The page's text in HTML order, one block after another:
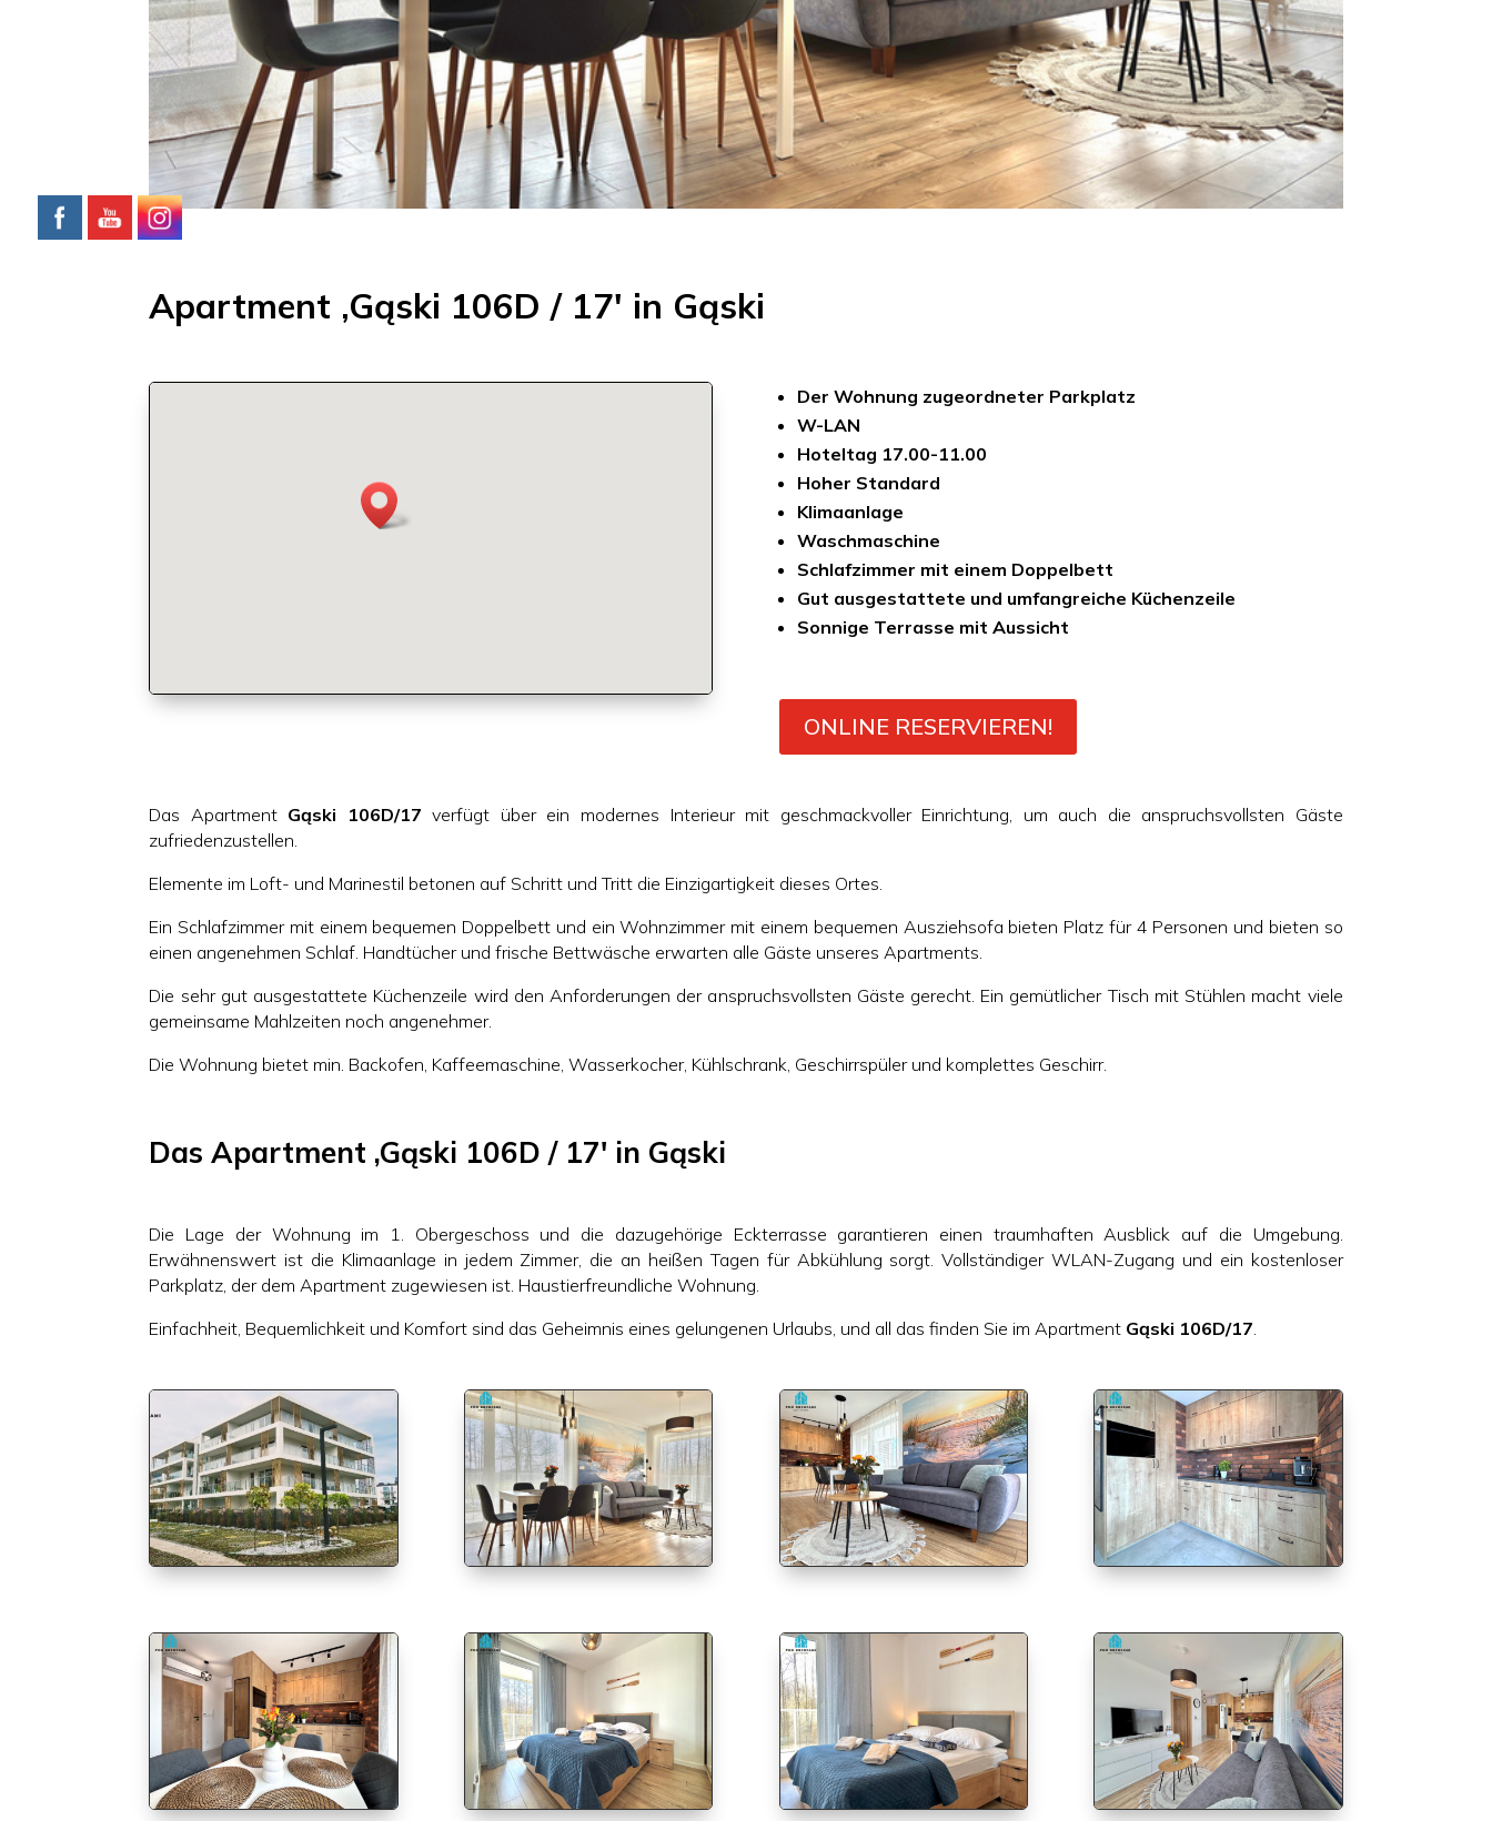
Apartment ‚Gąski 106D / 17′ in Gąski
Der Wohnung zugeordneter Parkplatz
W-LAN
Hoteltag 17.00-11.00
Hoher Standard
Klimaanlage
Waschmaschine
Schlafzimmer mit einem Doppelbett
Gut ausgestattete und umfangreiche Küchenzeile
Sonnige Terrasse mit Aussicht
ONLINE RESERVIEREN!
Das Apartment Gąski 106D/17 verfügt über ein modernes Interieur mit geschmackvoller Einrichtung, um auch die anspruchsvollsten Gäste
zufriedenzustellen.
Elemente im Loft- und Marinestil betonen auf Schritt und Tritt die Einzigartigkeit dieses Ortes.
Ein Schlafzimmer mit einem bequemen Doppelbett und ein Wohnzimmer mit einem bequemen Ausziehsofa bieten Platz für 4 Personen und bieten so
einen angenehmen Schlaf. Handtücher und frische Bettwäsche erwarten alle Gäste unseres Apartments.
Die sehr gut ausgestattete Küchenzeile wird den Anforderungen der anspruchsvollsten Gäste gerecht. Ein gemütlicher Tisch mit Stühlen macht viele
gemeinsame Mahlzeiten noch angenehmer.
Die Wohnung bietet min. Backofen, Kaffeemaschine, Wasserkocher, Kühlschrank, Geschirrspüler und komplettes Geschirr.
Das Apartment ‚Gąski 106D / 17′ in Gąski
Die Lage der Wohnung im 1. Obergeschoss und die dazugehörige Eckterrasse garantieren einen traumhaften Ausblick auf die Umgebung.
Erwähnenswert ist die Klimaanlage in jedem Zimmer, die an heißen Tagen für Abkühlung sorgt. Vollständiger WLAN-Zugang und ein kostenloser
Parkplatz, der dem Apartment zugewiesen ist. Haustierfreundliche Wohnung.
Einfachheit, Bequemlichkeit und Komfort sind das Geheimnis eines gelungenen Urlaubs, und all das finden Sie im Apartment Gąski 106D/17.